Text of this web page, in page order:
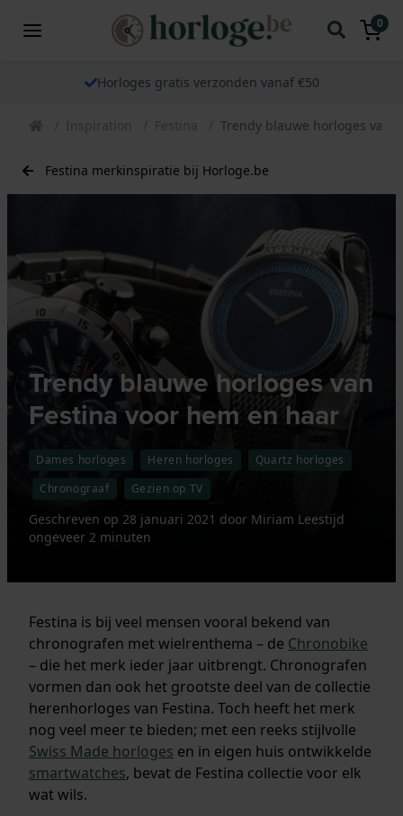
0
Horloges gratis verzonden vanaf €50
Inspiration Festina Trendy blauwe horloges van
Festina merkinspiratie bij Horloge.be
Trendy blauwe horloges van
Festina voor hem en haar
Dames horloges Heren horloges
Quartz horloges
Chronograaf
Gezien op TV
Geschreven op 28 januari 2021 door Miriam Leestijd
ongeveer 2 minuten
Festina is bij veel mensen vooral bekend van
chronografen met wielrenthema – de Chronobike
– die het merk ieder jaar uitbrengt. Chronografen
vormen dan ook het grootste deel van de collectie
herenhorloges van Festina. Toch heeft het merk
nog veel meer te bieden; met een reeks stijlvolle
Swiss Made horloges en in eigen huis ontwikkelde
smartwatches, bevat de Festina collectie voor elk
wat wils.